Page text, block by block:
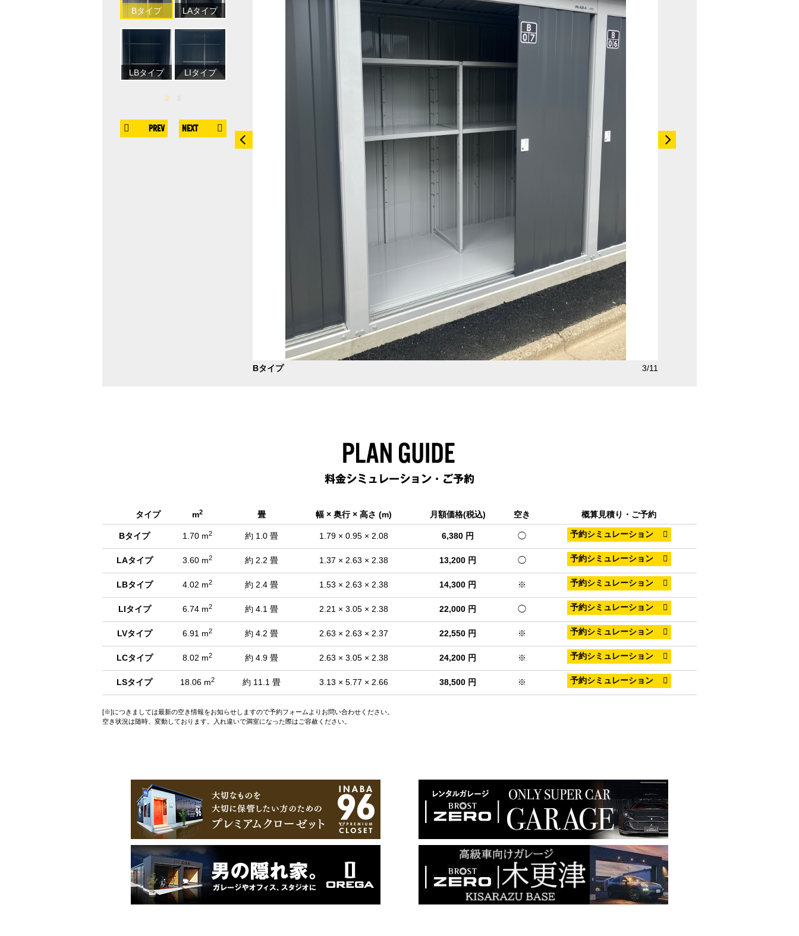
LAタイプ 4/11
PREV
Bタイプ LAタイプ
LBタイプ LIタイプ
Bタイプ
LBタイプ
NEXT
タイプ m2 畳 幅 × 奥行 × 高さ (m) 月額価格(税込) 空き 概算見積り・ご予約
Bタイプ 1.70 m2 約 1.0 畳 1.79 × 0.95 × 2.08 6,380 円 ◯
LAタイプ 3.60 m2 約 2.2 畳 1.37 × 2.63 × 2.38 13,200 円 ◯
LBタイプ 4.02 m2 約 2.4 畳 1.53 × 2.63 × 2.38 14,300 円 ※
LIタイプ 6.74 m2 約 4.1 畳 2.21 × 3.05 × 2.38 22,000 円 ◯
LVタイプ 6.91 m2 約 4.2 畳 2.63 × 2.63 × 2.37 22,550 円 ※
LCタイプ 8.02 m2 約 4.9 畳 2.63 × 3.05 × 2.38 24,200 円 ※
LSタイプ 18.06 m2 約 11.1 畳 3.13 × 5.77 × 2.66 38,500 円 ※
[※]につきましては最新の空き情報をお知らせしますので予約フォームよりお問い合わせください。
空き状況は随時、変動しております。入れ違いで満室になった際はご容赦ください。